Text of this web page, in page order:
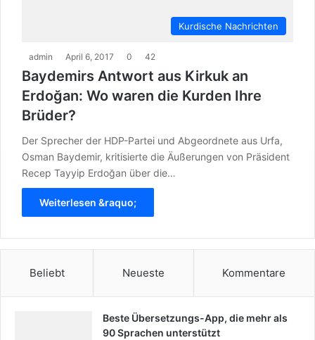
Kurdische Nachrichten
admin April 6, 2017 0 42
Baydemirs Antwort aus Kirkuk an
Erdoğan: Wo waren die Kurden Ihre
Brüder?
Der Sprecher der HDP-Partei und Abgeordnete aus Urfa,
Osman Baydemir, kritisierte die Äußerungen von Präsident
Recep Tayyip Erdoğan über die…
Weiterlesen &raquo;
Beliebt Neueste Kommentare
Beste Übersetzungs-App, die mehr als
90 Sprachen unterstützt